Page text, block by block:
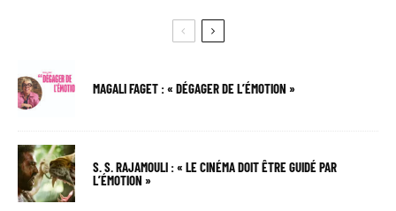
MAGALI FAGET : « DÉGAGER DE L’ÉMOTION »
S. S. RAJAMOULI : « LE CINÉMA DOIT ÊTRE GUIDÉ PAR
L’ÉMOTION »